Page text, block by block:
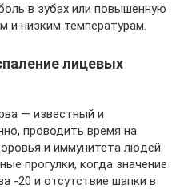
в зубах или повышенную
и низким температурам.
лицевых
— известный и
проводить время на
и иммунитета людей
прогулки, когда значение
-20 и отсутствие шапки в